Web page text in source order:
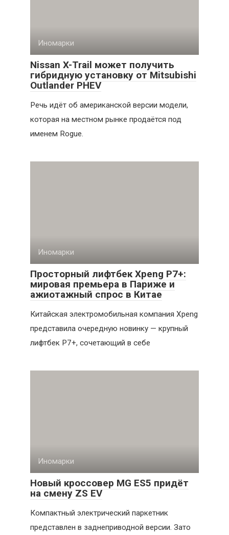
Иномарки
Nissan X-Trail может получить
гибридную установку от Mitsubishi
Outlander PHEV
Речь идёт об американской версии модели,
которая на местном рынке продаётся под
именем Rogue.
Иномарки
Просторный лифтбек Xpeng P7+:
мировая премьера в Париже и
ажиотажный спрос в Китае
Китайская электромобильная компания Xpeng
представила очередную новинку — крупный
лифтбек P7+, сочетающий в себе
Иномарки
Новый кроссовер MG ES5 придёт
на смену ZS EV
Компактный электрический паркетник
представлен в заднеприводной версии. Зато